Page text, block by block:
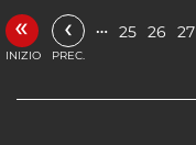
«
INIZIO
‹
PREC.
… 25 26 27